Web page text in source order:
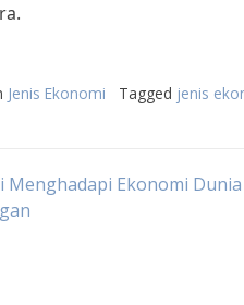
Jenis Ekonomi Tagged jenis
Menghadapi Ekonomi